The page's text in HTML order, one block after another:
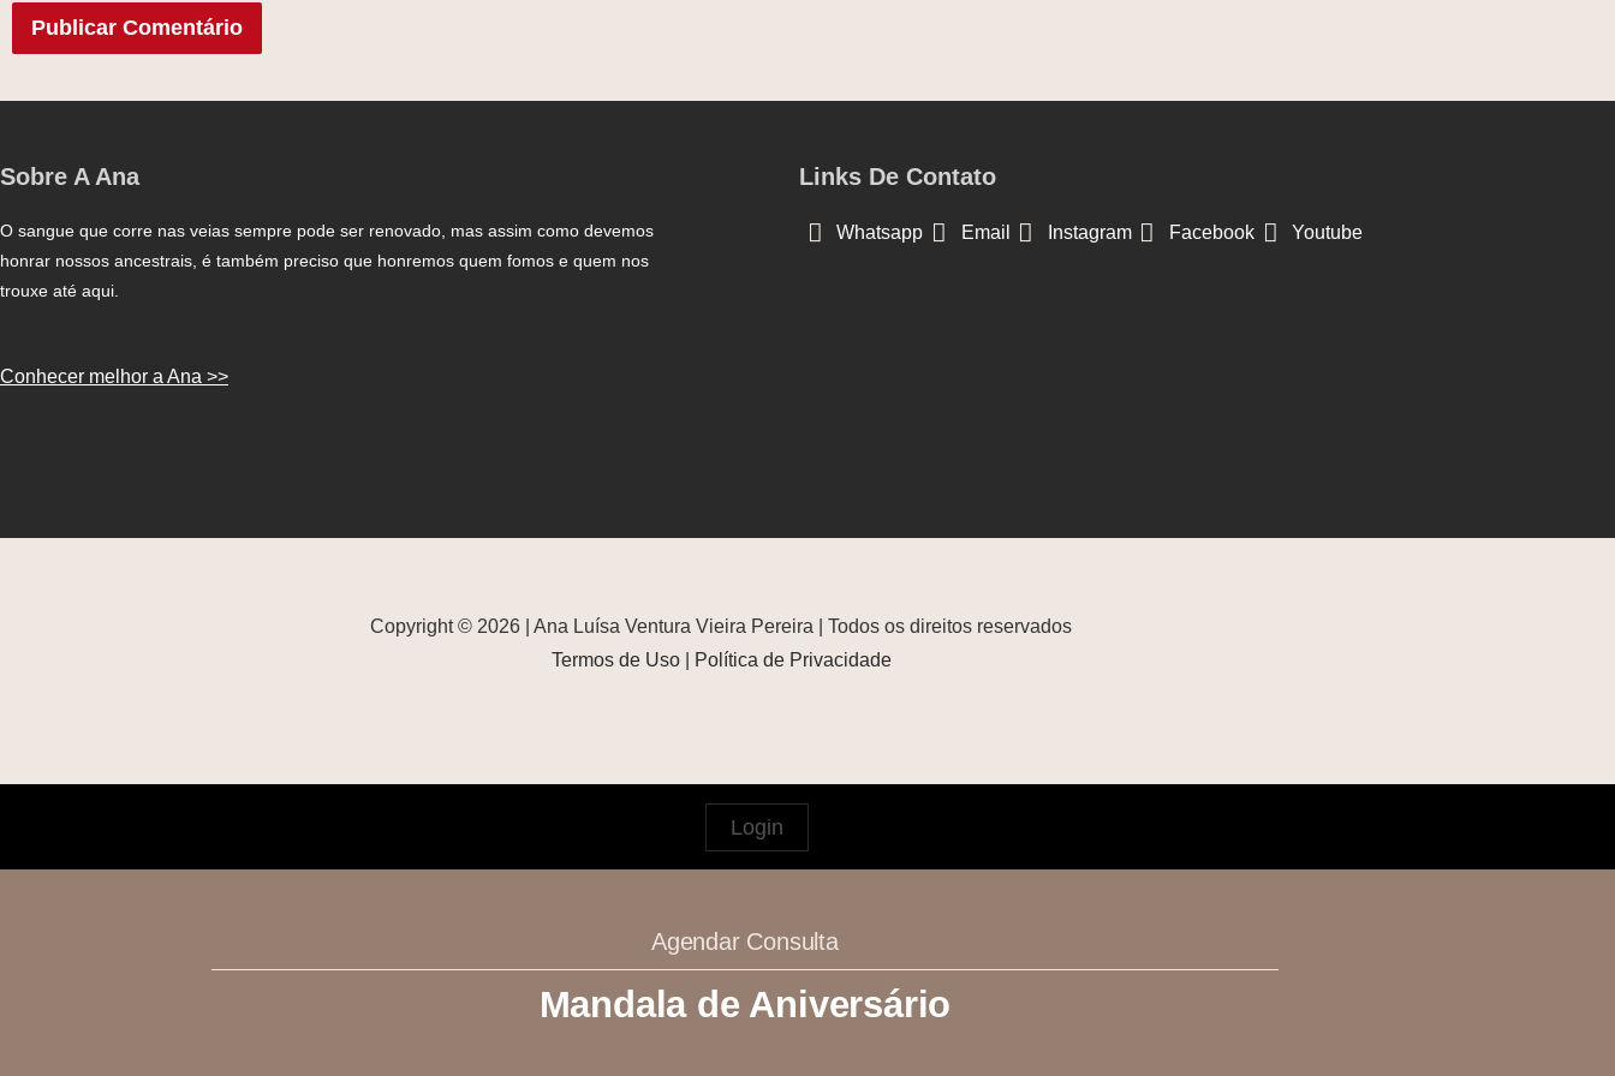
Sobre A Ana
O sangue que corre nas veias sempre pode ser renovado, mas assim como devemos
honrar nossos ancestrais, é também preciso que honremos quem fomos e quem nos
trouxe até aqui.
Conhecer melhor a Ana >>
Links De Contato
Whatsapp Email Instagram Facebook Youtube
Copyright © 2026 | Ana Luísa Ventura Vieira Pereira | Todos os direitos reservados
Termos de Uso| Política de Privacidade
Login
Agendar Consulta
Mandala de Aniversário